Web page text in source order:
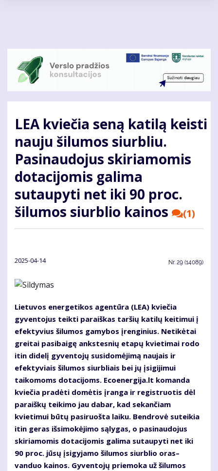
LEA kviečia seną katilą keisti
nauju šilumos siurbliu.
Pasinaudojus skiriamomis
dotacijomis galima
sutaupyti net iki 90 proc.
šilumos siurblio kainos
(1)
2025-04-14 Nr. 29 (14089)
Lietuvos energetikos agentūra (LEA) kviečia
gyventojus teikti paraiškas taršių katilų keitimui į
efektyvius šilumos gamybos įrenginius. Netikėtai
greitai pasibaigę ankstesnių etapų kvietimai rodo
itin didelį gyventojų susidomėjimą naujais ir
efektyviais šilumos siurbliais bei jų įsigijimui
taikomoms dotacijoms. Ecoenergija.lt komanda
kviečia pradėti domėtis įranga ir registruotis dėl
paraiškų teikimo jau dabar, kad sekančiam
kvietimui būtų pasiruošta laiku. Bendrovė suteikia
itin geras išsimokėjimo sąlygas, o pasinaudojus
skiriamomis dotacijomis galima sutaupyti net iki
90 proc. jūsų įsigyjamo šilumos siurblio oras–
vanduo kainos. Gyventojų priemoka už šilumos